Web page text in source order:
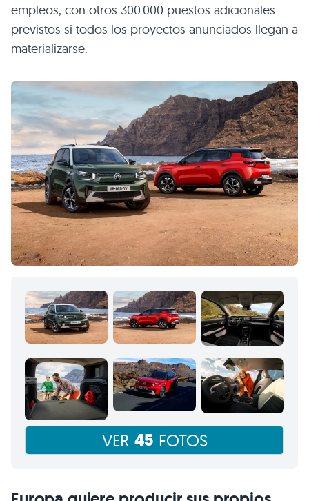
empleos, con otros 300.000 puestos adicionales
previstos si todos los proyectos anunciados llegan a
materializarse.
VER 45 FOTOS